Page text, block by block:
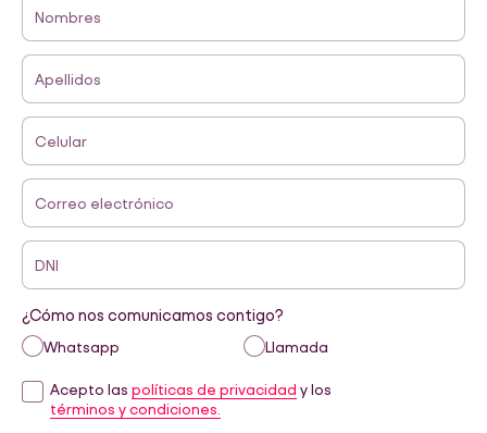
Nombres
Apellidos
Celular
Correo electrónico
DNI
¿Cómo nos comunicamos contigo?
Whatsapp Llamada
Acepto las políticas de privacidad y los
términos y condiciones.